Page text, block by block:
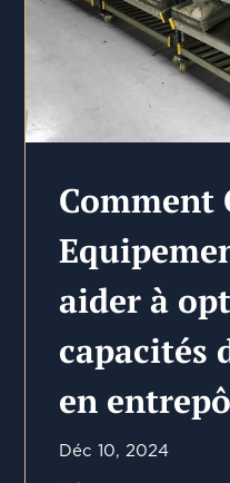
Comment
aider à
capacités
en
Déc 10, 2024